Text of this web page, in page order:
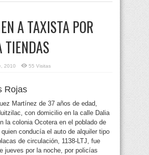
A TAXISTA POR
TIENDAS
2010 55 Visitas
Rojas
Martínez de 37 años de edad,
con domicilio en la calle Dalia
la colonia Ocotera en el poblado de
conducía el auto de alquiler tipo
de circulación, 1138-LTJ, fue
jueves por la noche, por policías